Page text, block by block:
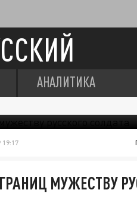
АНАЛИТИКА
МУЖЕСТВУ